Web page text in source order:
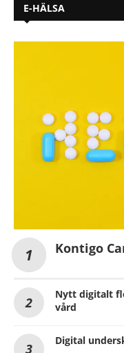
E-HÄLSA
Kontigo
Nytt digitalt
vård
Digital